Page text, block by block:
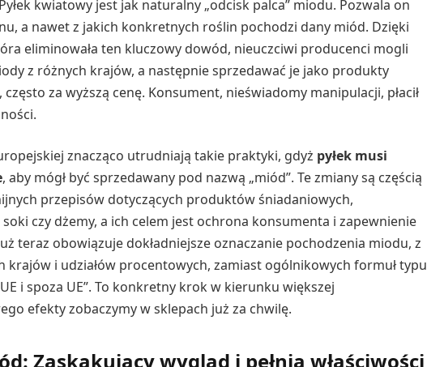
kwiatowy jest jak naturalny „odcisk palca” miodu. Pozwala on
a nawet z jakich konkretnych roślin pochodzi dany miód. Dzięki
eliminowała ten kluczowy dowód, nieuczciwi producenci mogli
z różnych krajów, a następnie sprzedawać je jako produkty
za wyższą cenę. Konsument, nieświadomy manipulacji, płacił
znacząco utrudniają takie praktyki, gdyż pyłek musi
, aby mógł być sprzedawany pod nazwą „miód”. Te zmiany są częścią
przepisów dotyczących produktów śniadaniowych,
czy dżemy, a ich celem jest ochrona konsumenta i zapewnienie
teraz obowiązuje dokładniejsze oznaczanie pochodzenia miodu, z
krajów i udziałów procentowych, zamiast ogólnikowych formuł typu
i spoza UE”. To konkretny krok w kierunku większej
efekty zobaczymy w sklepach już za chwilę.
Zaskakujący wygląd i pełnia właściwości